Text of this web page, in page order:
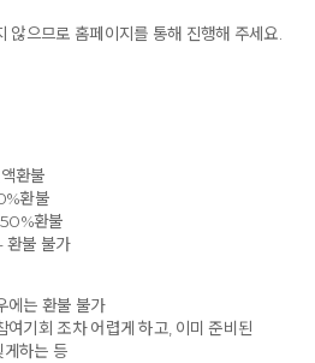
않으므로 홈페이지를 통해 진행해 주세요.
환불
환불
환불
환불 불가
에는 환불 불가
기회 조차 어렵게 하고, 이미 준비된
게하는 등